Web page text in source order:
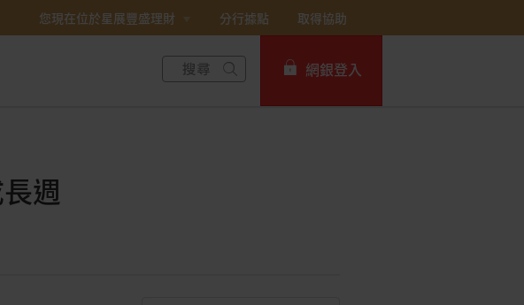
您現在位於星展豐盛理財 分行據點 取得協助
網銀登入
週